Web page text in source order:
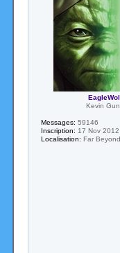
Kevin
Messages: 59146
Inscription: 17 Nov 2012
Localisation: Far